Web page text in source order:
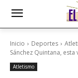
Inicio Deportes
Sánchez Quintana, esta
Atletismo